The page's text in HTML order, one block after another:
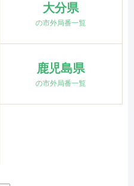
大分県
の市外局番一覧
鹿児島県
の市外局番一覧